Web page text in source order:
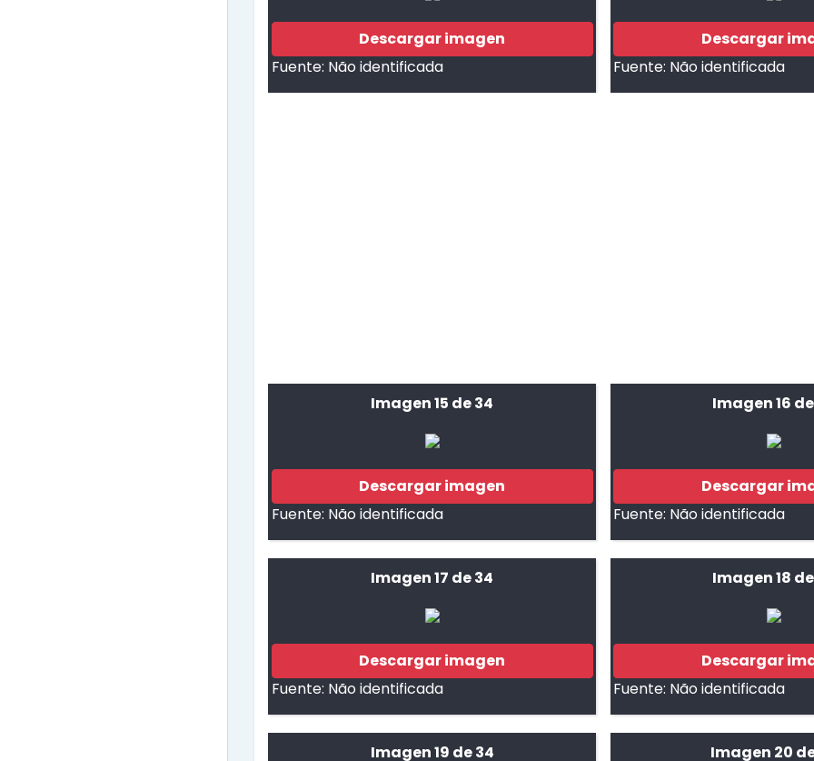
Descargar imagen
Fuente: Não identificada
Descargar
Fuente: Não identificada
Imagen 15 de 34
Descargar imagen
Fuente: Não identificada
Imagen 16
Descargar
Fuente: Não identificada
Imagen 17 de 34
Descargar imagen
Fuente: Não identificada
Imagen 18
Descargar
Fuente: Não identificada
Imagen 19 de 34 Imagen 20